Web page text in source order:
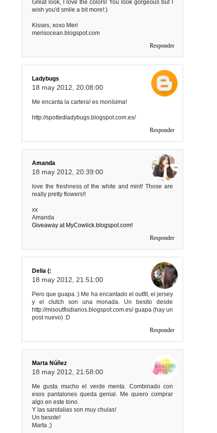
Great look, I love the colors! You look gorgeous but I
wish you'd smile a bit more!:)
Kisses, xoxo Meri
merisocean.blogspot.com
Responder
Ladybugs
18 may 2012, 20:08:00
Me encanta la cartera! es monísima!
http://spottedladybugs.blogspot.com.es/
Responder
Amanda
18 may 2012, 20:39:00
love the freshness of the white and mint! Those are
really pretty flowers!!
xx
Amanda
Giveaway at MyCowlick.blogspot.com!
Responder
Delia (:
18 may 2012, 21:51:00
Pero que guapa :) Me ha encantado el outfit, el jersey
y el clutch son una monada. Un besito desde
http://misoutfisdiarios.blogspot.com.es/ guapa (hay un
post nuevo) :D
Responder
Marta Núñez
18 may 2012, 21:58:00
Me gusta mucho el verde menta. Combinado con
esos pantalones queda genial. Me quiero comprar
algo en este tono.
Y las sandalias son muy chulas!
Un besote!
Marta ;)